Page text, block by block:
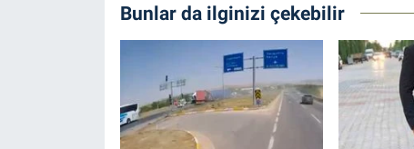
Bunlar da ilginizi çekebilir